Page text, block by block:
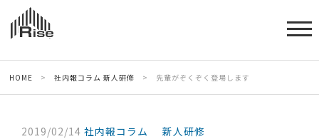
HOME > 社内報コラム 新人研修 > 先輩がぞくぞく登場します
2019/02/14 社内報コラム 新人研修